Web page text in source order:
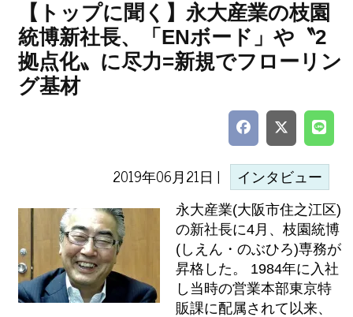
【トップに聞く】永大産業の枝園
統博新社長、「ENボード」や〝2
拠点化〟に尽力=新規でフローリン
グ基材
2019年06月21日 | インタビュー
永大産業(大阪市住之江区)
の新社長に4月、枝園統博
(しえん・のぶひろ)専務が
昇格した。 1984年に入社
し当時の営業本部東京特
販課に配属されて以来、